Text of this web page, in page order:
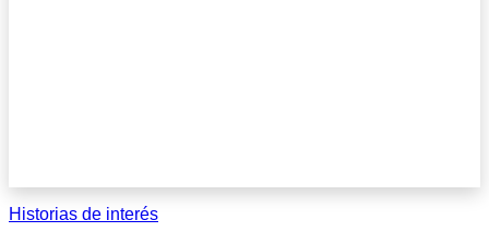
Historias de interés